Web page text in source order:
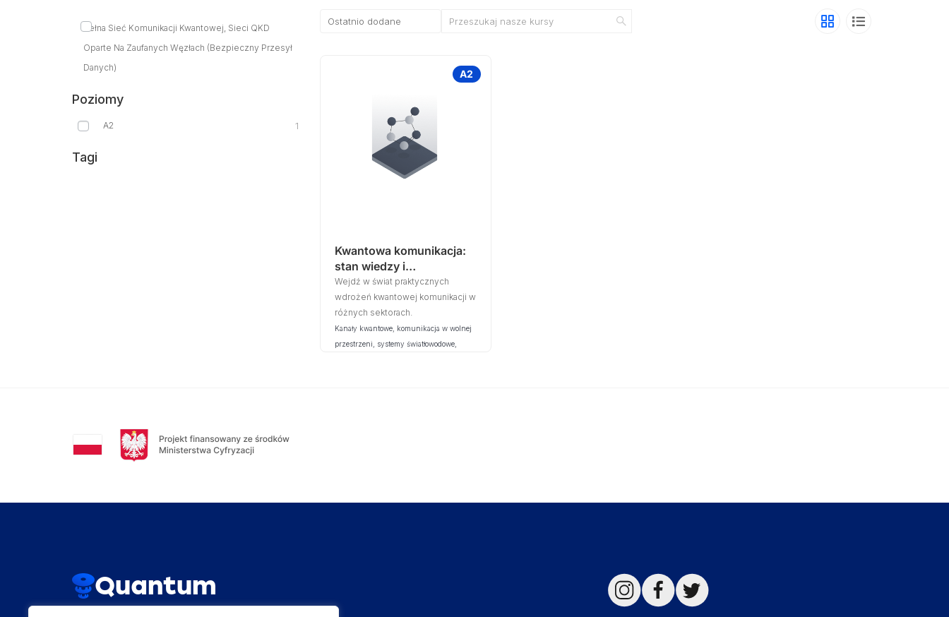
A2
Kwantowa komunikacja:
stan wiedzy i
zastosowania
Wejdź w świat praktycznych
wdrożeń kwantowej komunikacji w
różnych sektorach.
Kanały kwantowe, komunikacja w wolnej
przestrzeni, systemy światłowodowe,
Pełna Sieć Komunikacji Kwantowej, Sieci QKD
Oparte Na Zaufanych Węzłach (bezpieczny Przesył
Danych)
Poziomy
A2 1
Tagi
Quantum